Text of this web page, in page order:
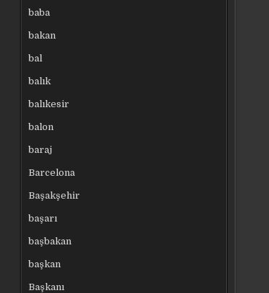
baba
bakan
bal
balık
balıkesir
balon
baraj
Barcelona
Başakşehir
başarı
başbakan
başkan
Başkanı